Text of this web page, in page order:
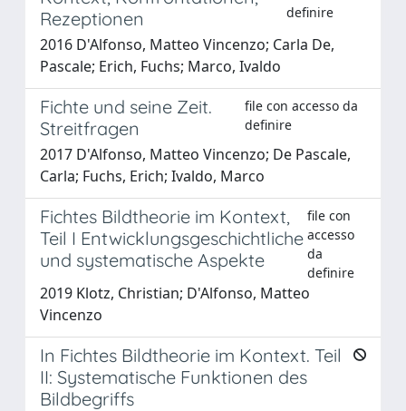
Rezeptionen
definire
2016 D'Alfonso, Matteo Vincenzo; Carla De,
Pascale; Erich, Fuchs; Marco, Ivaldo
Fichte und seine Zeit.
Streitfragen
file con accesso da
definire
2017 D'Alfonso, Matteo Vincenzo; De Pascale,
Carla; Fuchs, Erich; Ivaldo, Marco
Fichtes Bildtheorie im Kontext,
Teil I Entwicklungsgeschichtliche
und systematische Aspekte
file con
accesso
da
definire
2019 Klotz, Christian; D'Alfonso, Matteo
Vincenzo
In Fichtes Bildtheorie im Kontext. Teil
II: Systematische Funktionen des
Bildbegriffs